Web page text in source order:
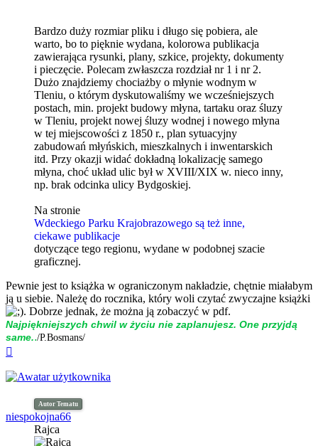
Bardzo duży rozmiar pliku i długo się pobiera, ale
warto, bo to pięknie wydana, kolorowa publikacja
zawierająca rysunki, plany, szkice, projekty, dokumenty
i pieczęcie. Polecam zwłaszcza rozdział nr 1 i nr 2.
Dużo znajdziemy chociażby o młynie wodnym w
Tleniu, o którym dyskutowaliśmy we wcześniejszych
postach, min. projekt budowy młyna, tartaku oraz śluzy
w Tleniu, projekt nowej śluzy wodnej i nowego młyna
w tej miejscowości z 1850 r., plan sytuacyjny
zabudowań młyńskich, mieszkalnych i inwentarskich
itd. Przy okazji widać dokładną lokalizację samego
młyna, choć układ ulic był w XVIII/XIX w. nieco inny,
np. brak odcinka ulicy Bydgoskiej.
Na stronie
Wdeckiego Parku Krajobrazowego są też inne,
ciekawe publikacje
dotyczące tego regionu, wydane w podobnej szacie
graficznej.
Pewnie jest to książka w ograniczonym nakładzie, chętnie miałabym
ją u siebie. Należę do rocznika, który woli czytać zwyczajne książki
. Dobrze jednak, że można ją zobaczyć w pdf.
Naj­piękniej­szych chwil w życiu nie zap­la­nujesz. One przyjdą
same../P.Bosmans/
Autor Tematu
niespokojna66
Rajca